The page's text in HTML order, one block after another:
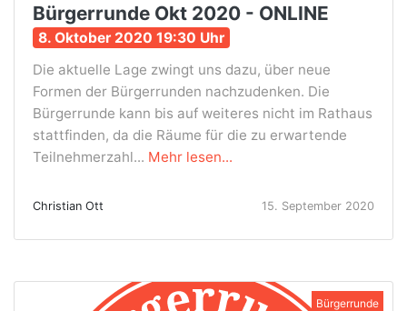
Bürgerrunde Okt 2020 - ONLINE
8. Oktober 2020 19:30 Uhr
Die aktuelle Lage zwingt uns dazu, über neue
Formen der Bürgerrunden nachzudenken. Die
Bürgerrunde kann bis auf weiteres nicht im Rathaus
stattfinden, da die Räume für die zu erwartende
Teilnehmerzahl... Mehr lesen...
Christian Ott 15. September 2020
Bürgerrunde